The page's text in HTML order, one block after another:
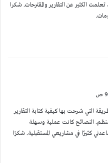
تعلمت الكثير عن التقارير والمقترحات. شكرا
التي شرحت بها كيفية كتابة التقارير
النصائح كانت عملية وسهلة
كثيرًا في مشاريعي المستقبلية. شكرًا